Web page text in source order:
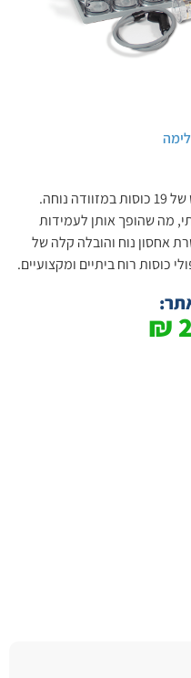
כוסות רוח קוראניות מפוליקרבונט – סט של 19 כוסות במזוודה נוחה.
מה שהופך אותן לעמידות
אחסון נוח והובלה קלה של
כוסות רוח ביתיים ומקצועיים.
₪